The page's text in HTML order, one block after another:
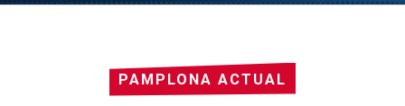
PAMPLONA ACTUAL